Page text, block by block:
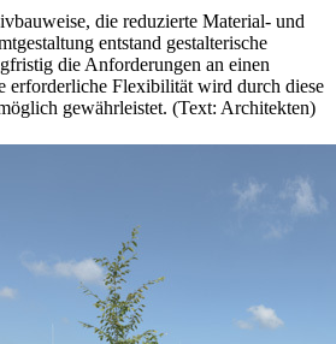
die reduzierte Material- und
entstand gestalterische
die Anforderungen an einen
erforderliche Flexibilität wird durch diese
gewährleistet. (Text: Architekten)